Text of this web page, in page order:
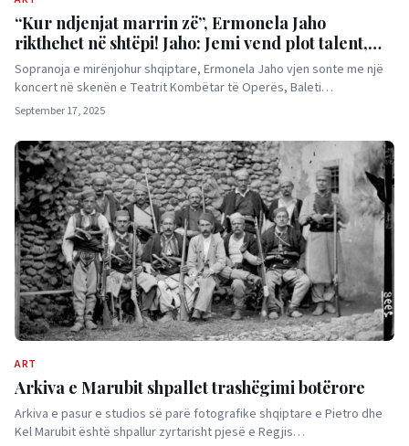
“Kur ndjenjat marrin zë”, Ermonela Jaho
rikthehet në shtëpi! Jaho: Jemi vend plot talent,
më shumë për muzikën klasike!
Sopranoja e mirënjohur shqiptare, Ermonela Jaho vjen sonte me një
koncert në skenën e Teatrit Kombëtar të Operës, Baleti…
September 17, 2025
ART
Arkiva e Marubit shpallet trashëgimi botërore
Arkiva e pasur e studios së parë fotografike shqiptare e Pietro dhe
Kel Marubit është shpallur zyrtarisht pjesë e Regjis…